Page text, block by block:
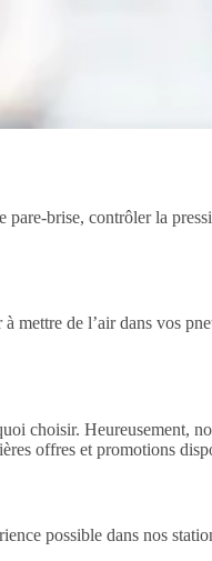
brise, contrôler la
de l’air dans vos
choisir. Heureusement,
offres et promotions
possible dans nos